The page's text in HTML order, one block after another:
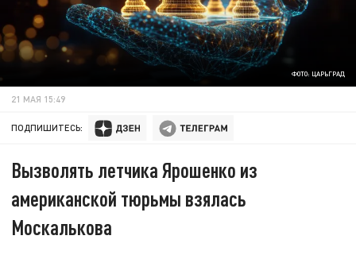
ФОТО: ЦАРЬГРАД
21 МАЯ 15:49
ПОДПИШИТЕСЬ:
Вызволять летчика Ярошенко из
американской тюрьмы взялась
Москалькова